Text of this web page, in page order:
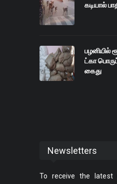
கடியால்
பழனியில்
ட்கா
கைது
Newsletters
To receive the latest